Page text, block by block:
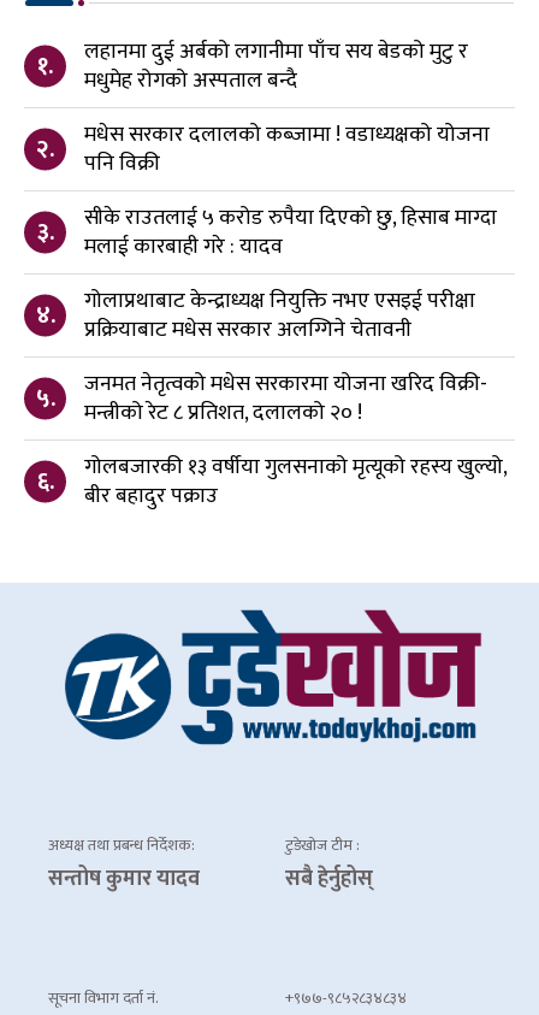
१.
लहानमा दुई अर्बको लगानीमा पाँच सय बेडको मुटु र
मधुमेह रोगको अस्पताल बन्दै
२.
मधेस सरकार दलालको कब्जामा ! वडाध्यक्षको योजना
पनि विक्री
३.
सीके राउतलाई ५ करोड रुपैया दिएको छु, हिसाब माग्दा
मलाई कारबाही गरे : यादव
४.
गोलाप्रथाबाट केन्द्राध्यक्ष नियुक्ति नभए एसइई परीक्षा
प्रक्रियाबाट मधेस सरकार अलग्गिने चेतावनी
५.
जनमत नेतृत्वको मधेस सरकारमा योजना खरिद विक्री-
मन्त्रीको रेट ८ प्रतिशत, दलालको २० !
६.
गोलबजारकी १३ वर्षीया गुलसनाको मृत्यूको रहस्य खुल्यो,
बीर बहादुर पक्राउ
अध्यक्ष तथा प्रबन्ध निर्देशक:
सन्तोष कुमार यादव
टुडेखोज टीम :
सबै हेर्नुहोस्
सूचना विभाग दर्ता नं.
+९७७-९८५२८३४८३४